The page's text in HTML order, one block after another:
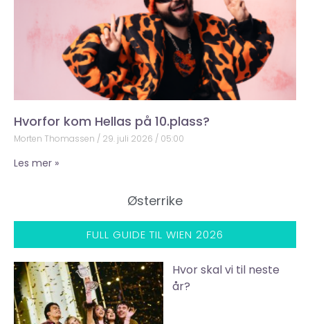
Hvorfor kom Hellas på 10.plass?
Morten Thomassen 29. juli 2026 05:00
Les mer »
Østerrike
FULL GUIDE TIL WIEN 2026
Hvor skal vi til neste
år?